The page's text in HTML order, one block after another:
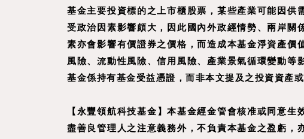
基金主要投資標的之上市櫃股票，某些產業可能因
受政治因素影響頗大，因此國內外政經情勢、兩岸
素亦會影響有價證券之價格，而造成本基金淨資產
風險、流動性風險、信用風險、產業景氣循環變動
基金係持有基金受益憑證，而非本文提及之投資資產
【永豐領航科技基金 】本基金經金管會核准或同意生
盡善良管理人之注意義務外，不負責本基金之盈虧，